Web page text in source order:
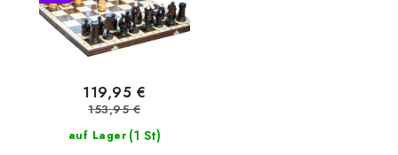
auf Lager (1 St)
119,95 €
153,95 €